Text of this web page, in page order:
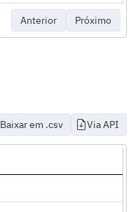
Anterior Próximo
Baixar em .csv Via API